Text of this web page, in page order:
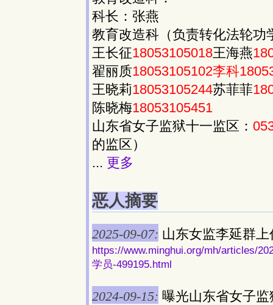
科长：张燕
教育改造科（负责转化法轮功
王长征18053105018王海燕
翟丽质18053105102李科
王晓莉18053105244苏菲菲
陈晓梅18053105451
山东省女子监狱十一监区：
的监区）
... 更多
恶人摘要
2025-09-07: 山东女监李延群
https://www.minghui.org/mh/articles/
学员-499195.html
2024-09-15: 曝光山东省女子